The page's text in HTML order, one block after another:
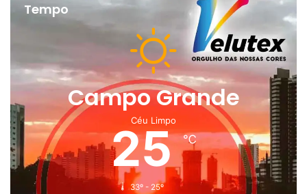
Tempo
Campo Grande
Céu Limpo
25℃
33º - 25º